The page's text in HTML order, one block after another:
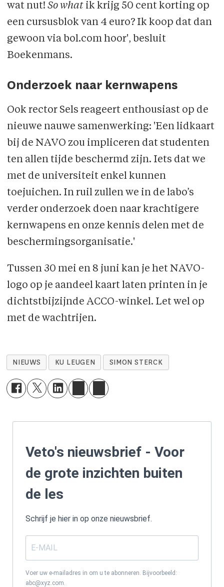
wat nut! So what ik krijg 50 cent korting op
een cursusblok van 4 euro? Ik koop dat dan
gewoon via bol.com hoor', besluit
Boekenmans.
Onderzoek naar kernwapens
Ook rector Sels reageert enthousiast op de
nieuwe nauwe samenwerking: 'Een lidkaart
bij de NAVO zou impliceren dat studenten
ten allen tijde beschermd zijn. Iets dat we
met de universiteit enkel kunnen
toejuichen. In ruil zullen we in de labo’s
verder onderzoek doen naar krachtigere
kernwapens en onze kennis delen met de
beschermingsorganisatie.'
Tussen 30 mei en 8 juni kan je het NAVO-
logo op je aandeel kaart laten printen in je
dichtstbijzijnde ACCO-winkel. Let wel op
met de wachtrijen.
NIEUWS KU LEUGEN SIMON STERCK
Veto's nieuwsbrief - Voor
de grote inzichten buiten
de les
Schrijf je hier in op onze nieuwsbrief.
Voer uw e-mailadres in om u te abonneren. Bijvoorbeeld:
abc@xyz.com.